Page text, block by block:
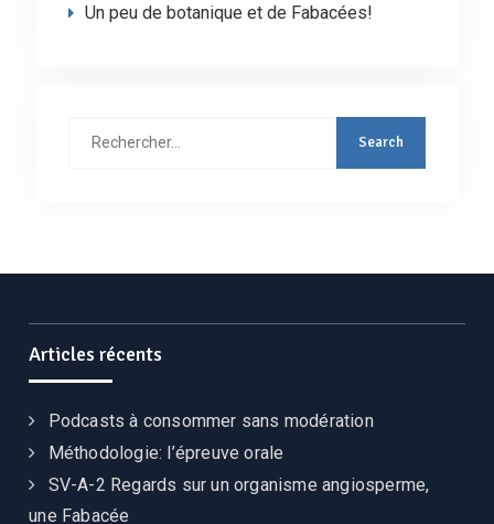
Un peu de botanique et de Fabacées!
Articles récents
Podcasts à consommer sans modération
Méthodologie: l’épreuve orale
SV-A-2 Regards sur un organisme angiosperme,
une Fabacée